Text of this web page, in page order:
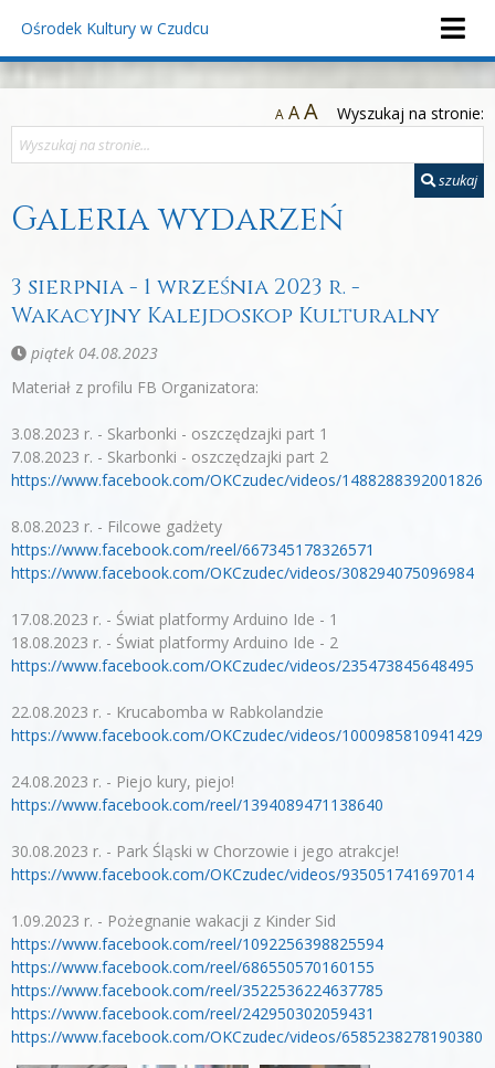
Ośrodek Kultury w Czudcu
A AA Wyszukaj na stronie:
szukaj
Galeria wydarzeń
3 sierpnia - 1 września 2023 r. -
Wakacyjny Kalejdoskop Kulturalny
piątek 04.08.2023
Materiał z profilu FB Organizatora:
3.08.2023 r. - Skarbonki - oszczędzajki part 1
7.08.2023 r. - Skarbonki - oszczędzajki part 2
https://www.facebook.com/OKCzudec/videos/1488288392001826
8.08.2023 r. - Filcowe gadżety
https://www.facebook.com/reel/667345178326571
https://www.facebook.com/OKCzudec/videos/308294075096984
17.08.2023 r. - Świat platformy Arduino Ide - 1
18.08.2023 r. - Świat platformy Arduino Ide - 2
https://www.facebook.com/OKCzudec/videos/235473845648495
22.08.2023 r. - Krucabomba w Rabkolandzie
https://www.facebook.com/OKCzudec/videos/1000985810941429
24.08.2023 r. - Piejo kury, piejo!
https://www.facebook.com/reel/1394089471138640
30.08.2023 r. - Park Śląski w Chorzowie i jego atrakcje!
https://www.facebook.com/OKCzudec/videos/935051741697014
1.09.2023 r. - Pożegnanie wakacji z Kinder Sid
https://www.facebook.com/reel/1092256398825594
https://www.facebook.com/reel/686550570160155
https://www.facebook.com/reel/3522536224637785
https://www.facebook.com/reel/242950302059431
https://www.facebook.com/OKCzudec/videos/6585238278190380